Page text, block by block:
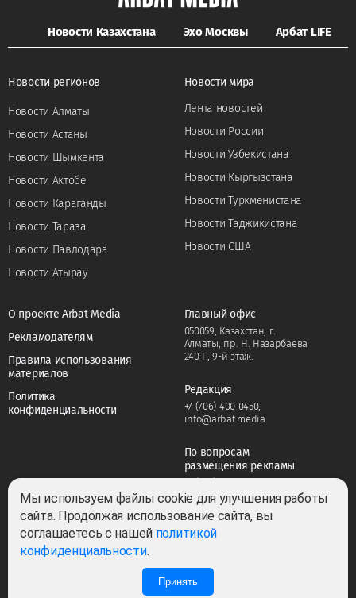
Новости Казахстана Эхо Москвы Арбат LIFE
Новости регионов
Новости Алматы
Новости Астаны
Новости Шымкента
Новости Актобе
Новости Караганды
Новости Тараза
Новости Павлодара
Новости Атырау
Новости мира
Лента новостей
Новости России
Новости Узбекистана
Новости Кыргызстана
Новости Туркменистана
Новости Таджикистана
Новости США
О проекте Arbat Media
Рекламодателям
Правила использования
материалов
Политика
конфиденциальности
Главный офис
050059, Казахстан, г.
Алматы, пр. Н. Назарбаева
240 Г, 9-й этаж.
Редакция
+7 (706) 400 0450,
info@arbat.media
По вопросам
размещения рекламы
adv@arbat.media
Все права защищены ©2022-2026. Собственник — ТОО «ARBAT MEDIA
Мы используем файлы cookie для улучшения работы
сайта. Продолжая использование сайта, вы
соглашаетесь с нашей политикой
конфиденциальности.
Принять